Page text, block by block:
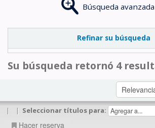
Búsqueda avanzada
Refinar su búsqueda
Su búsqueda retornó 4
| | Seleccionar títulos para:
Hacer reserva